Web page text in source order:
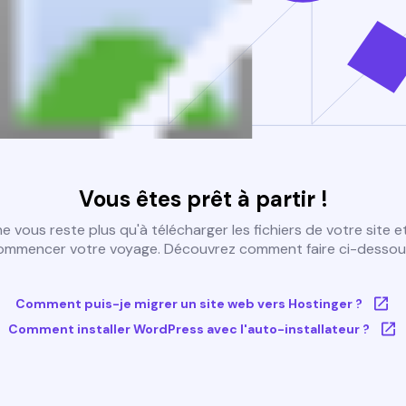
Vous êtes prêt à partir !
vous reste plus qu'à télécharger les fichiers de votre site
votre voyage. Découvrez comment faire ci-
Comment puis-je migrer un site web vers Hostinger ?
Comment installer WordPress avec l'auto-installateur ?